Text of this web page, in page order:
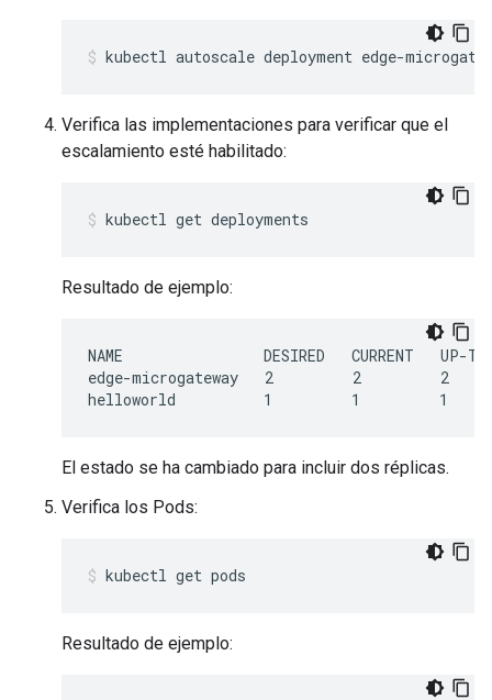
kubectl autoscale deployment edge-
Verifica las implementaciones para verificar que el
escalamiento esté habilitado:
kubectl get deployments
Resultado de ejemplo:
NAME                DESIRED   CURRENT   UP-TO-
edge-microgateway   2         2         2
El estado se ha cambiado para incluir dos réplicas.
Verifica los Pods:
kubectl get pods
Resultado de ejemplo: